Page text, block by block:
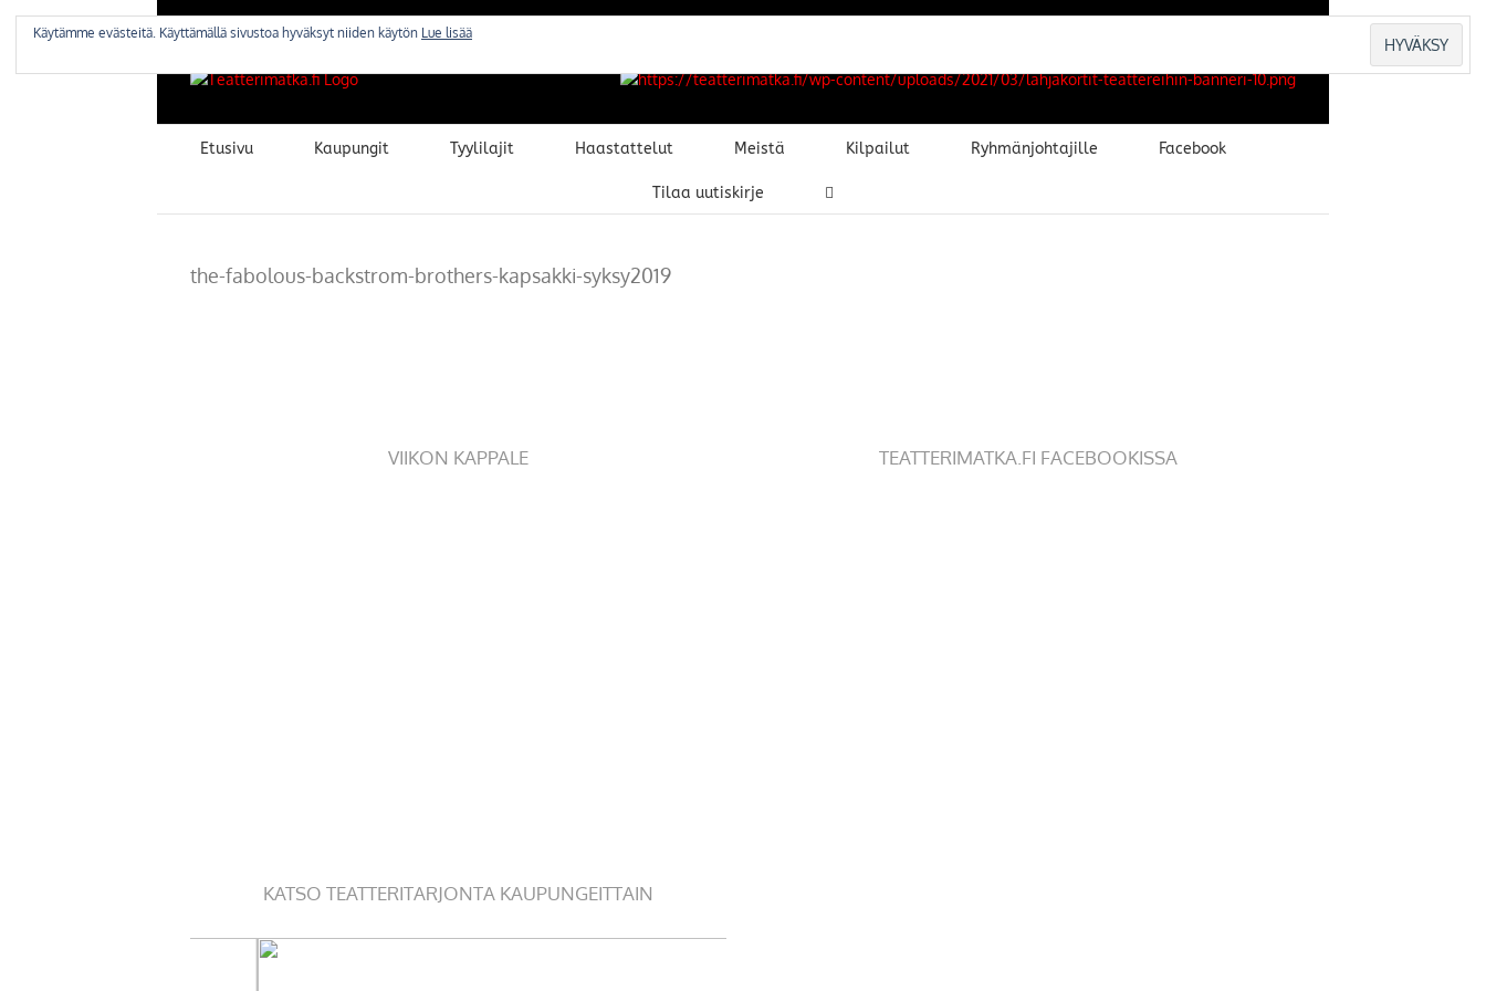
Etusivu Kaupungit Tyylilajit Haastattelut Meistä Kilpailut Ryhmänjohtajille Facebook
Tilaa uutiskirje
the-fabolous-backstrom-brothers-kapsakki-syksy2019
VIIKON KAPPALE
KATSO TEATTERITARJONTA KAUPUNGEITTAIN
TEATTERIMATKA.FI FACEBOOKISSA
Käytämme evästeitä. Käyttämällä sivustoa hyväksyt niiden käytön Lue lisää